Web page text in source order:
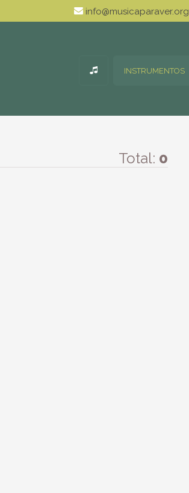
info@musicaparaver.org
INSTRUMENTOS
Total: 0